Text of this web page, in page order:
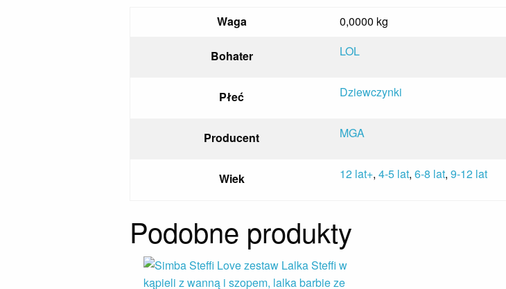
Waga 0,0000 kg
Bohater LOL
Płeć Dziewczynki
Producent MGA
Wiek 12 lat+, 4-5 lat, 6-8 lat, 9-12 lat
Podobne produkty